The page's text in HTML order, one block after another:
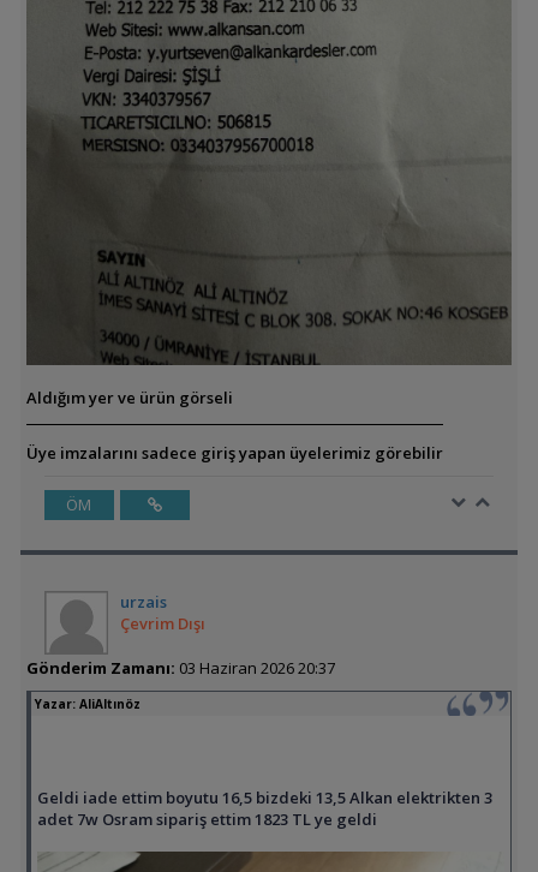
Aldığım yer ve ürün görseli
Üye imzalarını sadece giriş yapan üyelerimiz görebilir
ÖM
urzais
Çevrim Dışı
Gönderim Zamanı: 03 Haziran 2026 20:37
Yazar: AliAltınöz
Geldi iade ettim boyutu 16,5 bizdeki 13,5 Alkan elektrikten 3
adet 7w Osram sipariş ettim 1823 TL ye geldi